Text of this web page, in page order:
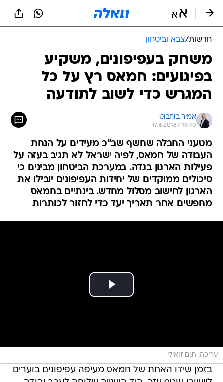
חדשות/צבא וביטחון
משחק בעפיפונים, משקיע
בפיגועים: חמאס רץ על כל
המגרש כדי לשוב לתודעה
אמיר בוחבוט
17.6.2018 / 19:40
מטעני החבלה שחשף שב"כ מעידים על הנחת
העבודה של חמאס, לפיה ישראל לא תגיב בעזה על
פעילות הארגון בגדה. במערכת הביטחון מבינים כי
סיכולים ממוקדים של יחידות העפיפונים יובילו את
הארגון לחישוב מסלול מחדש. בינתיים בחמאס
מחפשים אחר תאריך יעד כדי לחזור לכותרות
עריכה: תום זואילי
בזמן שידו האחת של חמאס מעיפה עפיפונים בוערים